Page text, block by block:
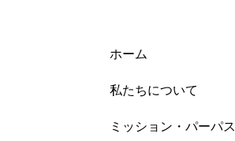
ホーム
私たちについて
ミッション・パーパス